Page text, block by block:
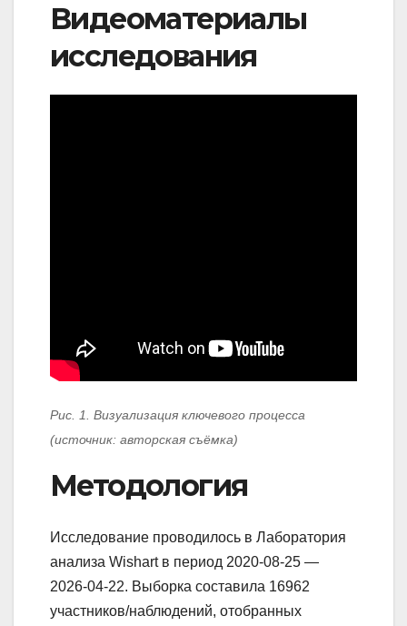
Видеоматериалы
исследования
Рис. 1. Визуализация ключевого процесса
(источник: авторская съёмка)
Методология
Исследование проводилось в Лаборатория
анализа Wishart в период 2020-08-25 —
2026-04-22. Выборка составила 16962
участников/наблюдений, отобранных